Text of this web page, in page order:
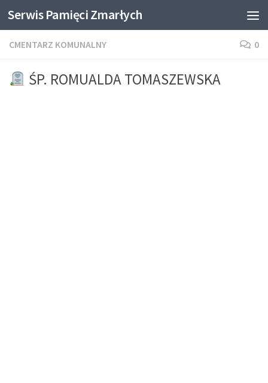
Skip to content
Serwis Pamięci Zmarłych
CMENTARZ KOMUNALNY 0
ŚP. ROMUALDA TOMASZEWSKA